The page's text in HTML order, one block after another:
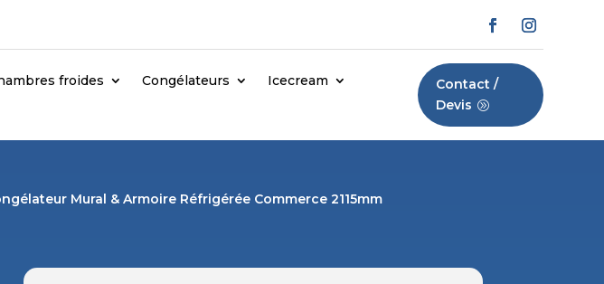
froides Congélateurs
Icecream
Contact /
Devis
Mural & Armoire Réfrigérée Commerce 2115mm